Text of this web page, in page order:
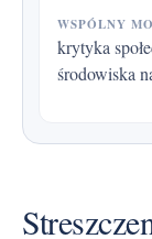
WSPÓLNY
krytyka społeczeństwa, konwenanse i wpływ
środowiska